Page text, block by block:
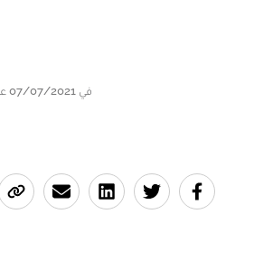
في 07/07/2021 على الساعة 14:09, تحديث بتاريخ 07/07/2021 على الساعة 14:37